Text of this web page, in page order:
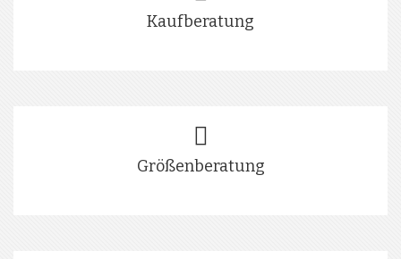
Kaufberatung
Größenberatung